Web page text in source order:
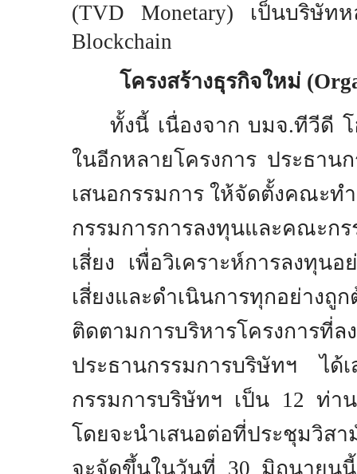
(TVD Monetary) เป็นบริษัท
Blockchain
โครงสร้างธุรกิจใหม่ (
ทั้งนี้ เนื่องจาก บมจ.ทีวีดี
ในอีกหลายโครงการ ประธาน
เสนอกรรมการ ให้จัดตั้งคณะทํ
กรรมการการลงทุนและคณะก
เสี่ยง เพื่อวิเคราะห์การลงทุน
เสี่ยงและดําเนินการทุกอย่าง
ติดตามการบริหารโครงการ
ประธานกรรมการบริษัทฯ ได้
กรรมการบริษัทฯ เป็น 12ท่า
โดยจะนำเสนอต่อที่ประชุมวิส
จะจัดขึ้นในวันที่ 30 มิถุนายน